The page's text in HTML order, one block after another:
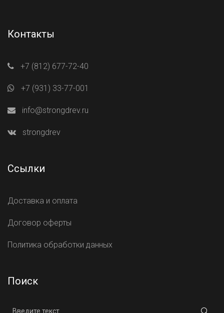
Контакты
+7 (812) 677-72-40
+7 (931) 33-77-001
info@strongdrev.ru
strongdrev
Ссылки
Доставка и оплата
Договор оферты
Политика обработки данных
Поиск